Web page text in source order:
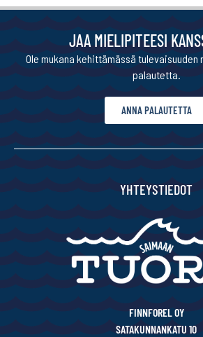
JAA MIELIPITEESI
Ole mukana kehittämässä tulevaisuuden
palautetta.
ANNA PALAUTETTA
YHTEYSTIEDOT
FINNFOREL OY
SATAKUNNANKATU 10